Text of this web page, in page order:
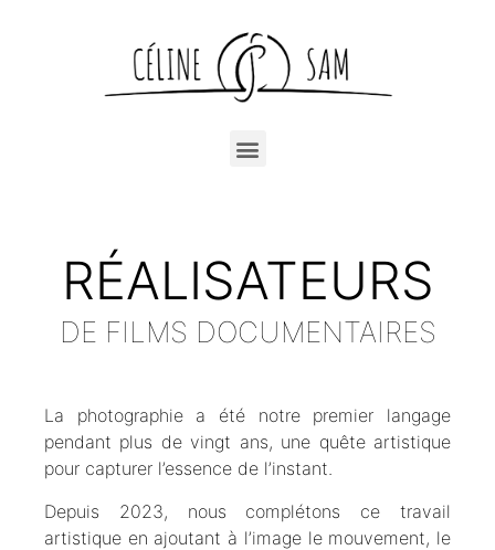
RÉALISATEURS
DE FILMS DOCUMENTAIRES
La photographie a été notre premier langage
pendant plus de vingt ans, une quête artistique
pour capturer l’essence de l’instant.
Depuis 2023, nous complétons ce travail
artistique en ajoutant à l’image le mouvement, le